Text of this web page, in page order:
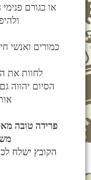
או כגורם
כמורים ואנשי
לחוות את
הסיום יהווה